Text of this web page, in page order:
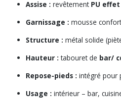
Assise : revêtement PU
Garnissage : mousse
Structure : métal solide
Hauteur : tabouret de bar/
Repose-pieds : intégré pour
Usage : intérieur – bar,